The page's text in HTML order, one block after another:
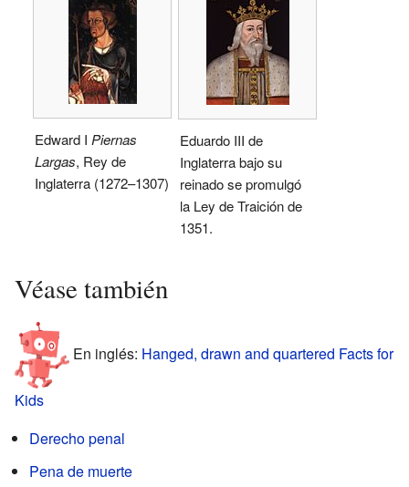
Edward I Piernas
Largas, Rey de
Inglaterra (1272–1307)
Eduardo III de
Inglaterra bajo su
reinado se promulgó
la Ley de Traición de
1351.
Véase también
En inglés: Hanged, drawn and quartered Facts for
Kids
Derecho penal
Pena de muerte